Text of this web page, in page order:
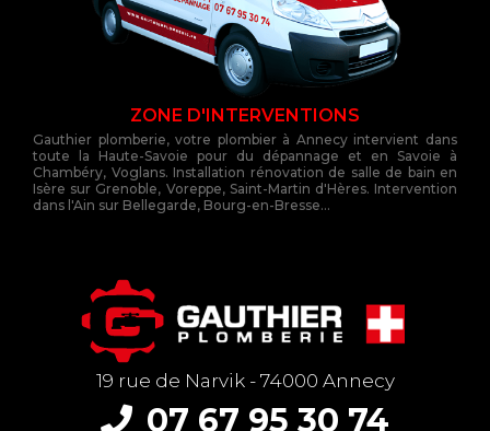
ZONE D'INTERVENTIONS
Gauthier plomberie, votre plombier à Annecy intervient dans
toute la Haute-Savoie pour du dépannage et en Savoie à
Chambéry, Voglans. Installation rénovation de salle de bain en
Isère sur Grenoble, Voreppe, Saint-Martin d'Hères. Intervention
dans l'Ain sur Bellegarde, Bourg-en-Bresse...
19 rue de Narvik - 74000 Annecy
07 67 95 30 74